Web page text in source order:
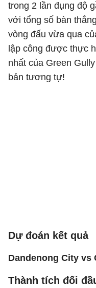
trong 2 lần đụng độ
với tổng số bàn
vòng đấu vừa qua
lập công được thực
nhất của Green
bản tương tự!
Dự đoán kết quả
Dandenong City vs
Thành tích đối